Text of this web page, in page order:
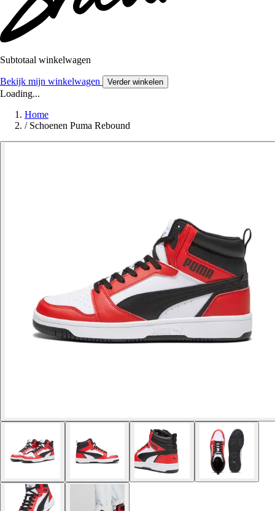
Subtotaal winkelwagen
Bekijk mijn winkelwagen Verder winkelen
Loading...
Home
/ Schoenen Puma Rebound